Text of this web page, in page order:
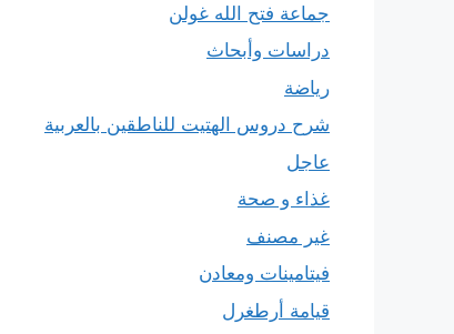
جماعة فتح الله غولن
دراسات وأبحاث
رياضة
شرح دروس الهتيت للناطقين بالعربية
عاجل
غذاء و صحة
غير مصنف
فيتامينات ومعادن
قيامة أرطغرل